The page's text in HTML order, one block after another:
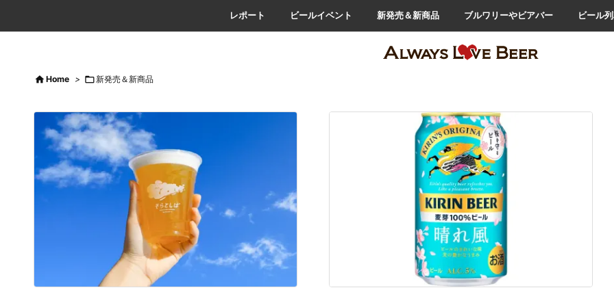
レポート ビールイベント 新発売＆新商品 ブルワリーやビアバー ビール
 Home > 新発売＆新商品